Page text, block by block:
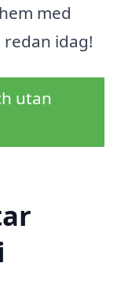
med
idag!
utan